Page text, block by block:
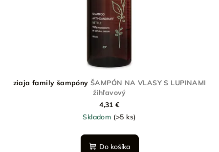
ziaja family šampóny ŠAMPÓN NA VLASY S LUPINAMI
žihľavový
4,31 €
Skladom (>5 ks)
Do košíka